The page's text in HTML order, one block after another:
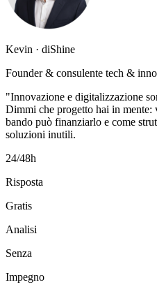
Kevin · diShine
Founder & consulente tech &
"Innovazione e digitalizzazione
Dimmi che progetto hai in mente:
bando può finanziarlo e come
soluzioni inutili.
24/48h
Risposta
Gratis
Analisi
Senza
Impegno